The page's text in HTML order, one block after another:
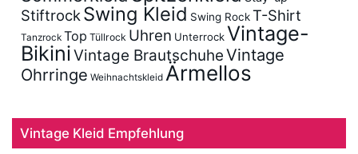
Stiftrock Swing Kleid Swing RockT-Shirt
Tanzrock Top Tüllrock Uhren UnterrockVintage-
BikiniVintage BrautschuheVintage
Ohrringe Weihnachtskleid Ärmellos
Vintage Kleid Empfehlung